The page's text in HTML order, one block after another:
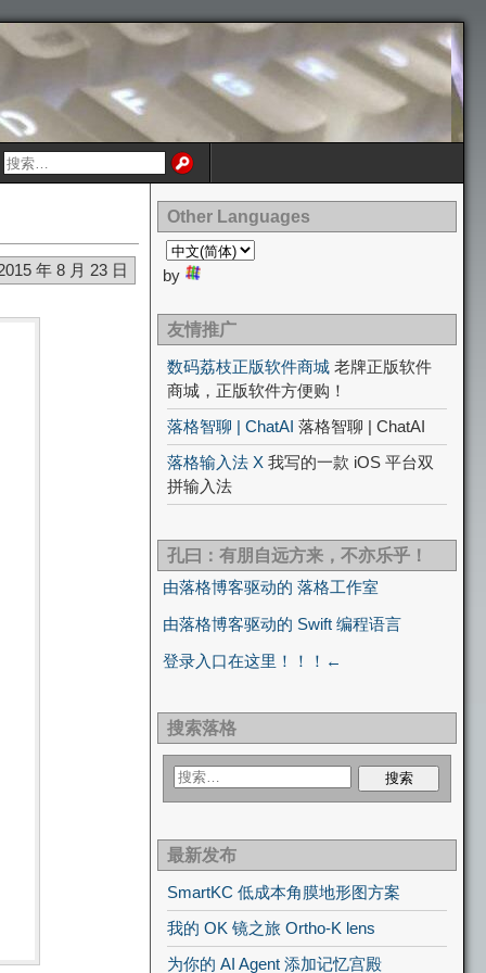
年 8 月 23 日
Other Languages
by
友情推广
数码荔枝正版软件商城 老牌正版软件
商城，正版软件方便购！
落格智聊 | ChatAI 落格智聊 | ChatAI
落格输入法 X 我写的一款 iOS 平台双
拼输入法
孔曰：有朋自远方来，不亦乐乎！
由落格博客驱动的 落格工作室
由落格博客驱动的 Swift 编程语言
登录入口在这里！！！←
搜索落格
最新发布
SmartKC 低成本角膜地形图方案
我的 OK 镜之旅 Ortho-K lens
为你的 AI Agent 添加记忆宫殿